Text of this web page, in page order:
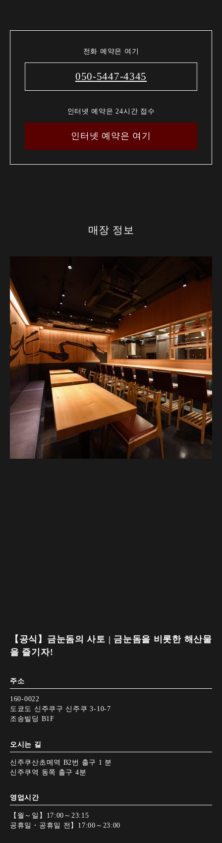
전화 예약은 여기
050-5447-4345
인터넷 예약은 24시간 접수
인터넷 예약은 여기
매장 정보
【공식】금눈돔의 사토 | 금눈돔을 비롯한 해산물
을 즐기자!
주소
160-0022
도쿄도 신주쿠구 신주쿠 3-10-7
조송빌딩 B1F
오시는 길
신주쿠산초메역 B2번 출구 1 분
신주쿠역 동쪽 출구 4분
영업시간
【월～일】17:00～23:15
공휴일・공휴일 전】17:00～23:00